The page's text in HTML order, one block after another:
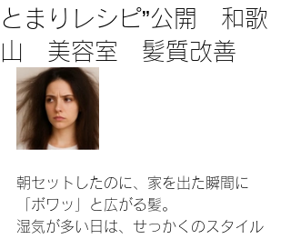
とまりレシピ”公開 和歌
山 美容室 髪質改善
朝セットしたのに、家を出た瞬間に
「ボワッ」と広がる髪。
湿気が多い日は、せっかくのスタイル